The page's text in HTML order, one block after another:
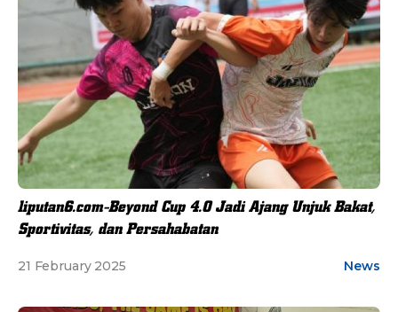
liputan6.com-Beyond Cup 4.0 Jadi Ajang Unjuk Bakat,
Sportivitas, dan Persahabatan
21 February 2025 News